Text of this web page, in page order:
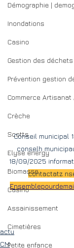
Démographie |
Inondations
Casino
Gestion des déchets
Prévention gestion
Commerce
Crèche
Scotts
Elyse energy
Biomasse
Casino
Assainissement
Cimetières
Petite enfance
Conseil municipal
conselh
18/09/2025
contactatz
actu
CM